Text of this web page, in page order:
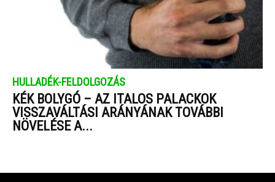
HULLADÉK-FELDOLGOZÁS
KÉK BOLYGÓ – AZ ITALOS PALACKOK
VISSZAVÁLTÁSI ARÁNYÁNAK TOVÁBBI
NÖVELÉSE A...